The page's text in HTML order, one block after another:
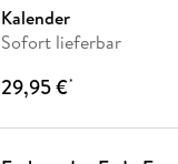
Kalender
Sofort lieferbar
29,95 €*